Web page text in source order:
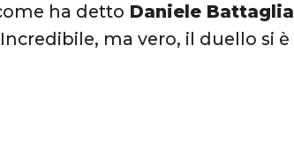
ha detto Daniele Battaglia
ma vero, il duello si è